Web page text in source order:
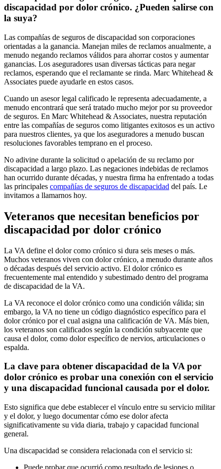
discapacidad por dolor crónico. ¿Pueden salirse con
la suya?
Las compañías de seguros de discapacidad son corporaciones
orientadas a la ganancia. Manejan miles de reclamos anualmente, a
menudo negando reclamos válidos para ahorrar costos y aumentar
ganancias. Los aseguradores usan diversas tácticas para negar
reclamos, esperando que el reclamante se rinda. Marc Whitehead &
Associates puede ayudarle en estos casos.
Cuando un asesor legal calificado le representa adecuadamente, a
menudo encontrará que será tratado mucho mejor por su proveedor
de seguros. En Marc Whitehead & Associates, nuestra reputación
entre las compañías de seguros como litigantes exitosos es un activo
para nuestros clientes, ya que los aseguradores a menudo buscan
resoluciones favorables temprano en el proceso.
No adivine durante la solicitud o apelación de su reclamo por
discapacidad a largo plazo. Las negaciones indebidas de reclamos
han ocurrido durante décadas, y nuestra firma ha enfrentado a todas
las principales compañías de seguros de discapacidad del país. Le
invitamos a llamarnos hoy.
Veteranos que necesitan beneficios por
discapacidad por dolor crónico
La VA define el dolor como crónico si dura seis meses o más.
Muchos veteranos viven con dolor crónico, a menudo durante años
o décadas después del servicio activo. El dolor crónico es
frecuentemente mal entendido y subestimado dentro del programa
de discapacidad de la VA.
La VA reconoce el dolor crónico como una condición válida; sin
embargo, la VA no tiene un código diagnóstico específico para el
dolor crónico por el cual asigna una calificación de VA. Más bien,
los veteranos son calificados según la condición subyacente que
causa el dolor, como dolor específico de nervios, articulaciones o
espalda.
La clave para obtener discapacidad de la VA por
dolor crónico es probar una conexión con el servicio
y una discapacidad funcional causada por el dolor.
Esto significa que debe establecer el vínculo entre su servicio militar
y el dolor, y luego documentar cómo ese dolor afecta
significativamente su vida diaria, trabajo y capacidad funcional
general.
Una discapacidad se considera relacionada con el servicio si:
Puede probar que ocurrió como resultado de lesiones o